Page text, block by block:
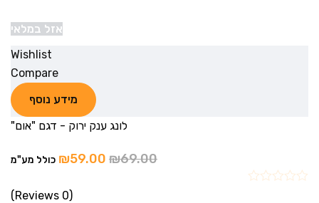
אזל במלאי
Wishlist
Compare
מידע נוסף
לונג ענק ירוק - דגם "אום"
₪69.00
₪59.00 כולל מע"מ
(0 Reviews)